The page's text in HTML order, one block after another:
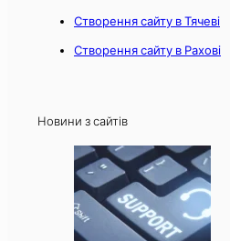
Створення сайту в Тячеві
Створення сайту в Рахові
Новини з сайтів